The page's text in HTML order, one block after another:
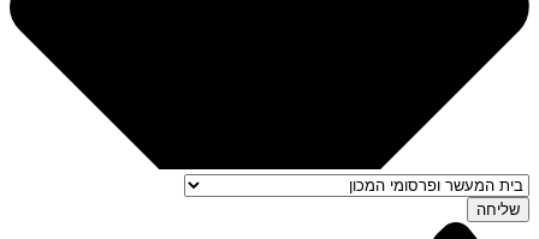
שליחה